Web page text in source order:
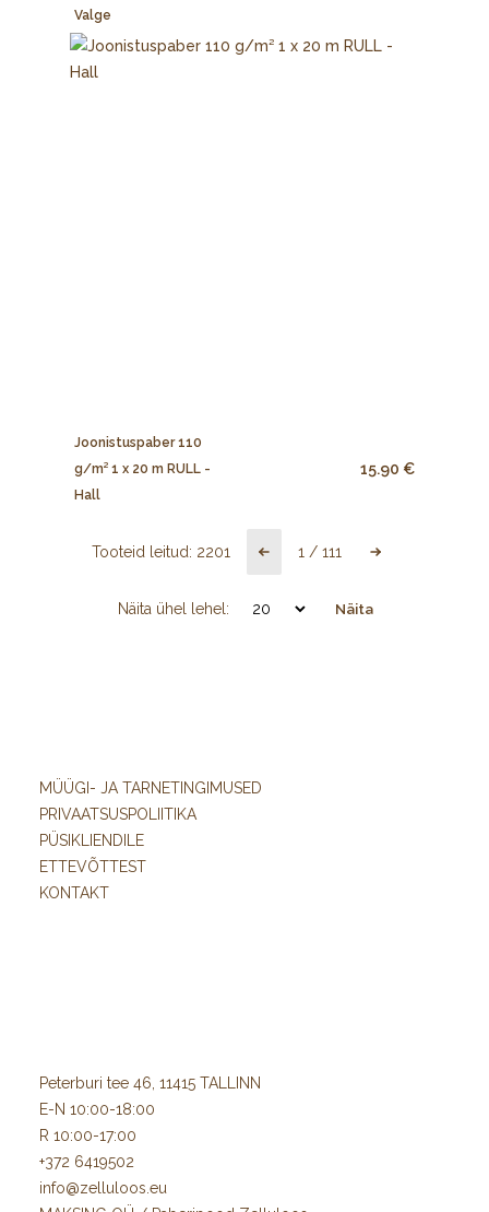
Valge
Joonistuspaber 110
g/m² 1 x 20 m RULL -
Hall
15.90 €
Tooteid leitud: 2201 1 / 111
Näita ühel lehel: Näita
MÜÜGI- JA TARNETINGIMUSED
PRIVAATSUSPOLIITIKA
PÜSIKLIENDILE
ETTEVÕTTEST
KONTAKT
Peterburi tee 46, 11415 TALLINN
E-N 10:00-18:00
R 10:00-17:00
+372 6419502
info@zelluloos.eu